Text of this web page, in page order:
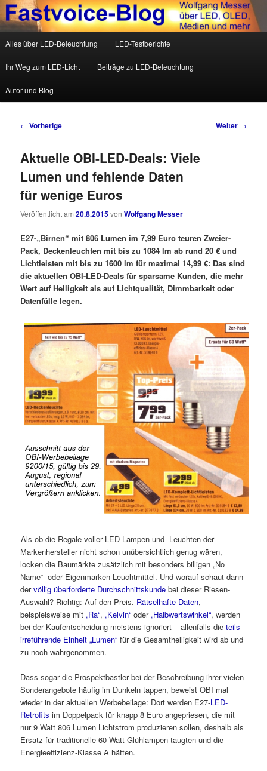
Fastvoice-Blog
Wolfgang Messer über LED, OLED, Medien und mehr
Zum Inhalt wechseln
Zum sekundären Inhalt wechseln
Alles über LED-Beleuchtung LED-Testberichte
Ihr Weg zum LED-Licht Beiträge zu LED-Beleuchtung
Autor und Blog
Beitrags-Navigation
← Vorherige Weiter →
Aktuelle OBI-LED-Deals: Viele
Lumen und fehlende Daten
für wenige Euros
Veröffentlicht am20.8.2015vonWolfgang Messer
E27-„Birnen“ mit 806 Lumen im 7,99 Euro teuren Zweier-
Pack, Deckenleuchten mit bis zu 1084 lm ab rund 20 € und
Lichtleisten mit bis zu 1600 lm für maximal 14,99 €: Das sind
die aktuellen OBI-LED-Deals für sparsame Kunden, die mehr
Wert auf Helligkeit als auf Lichtqualität, Dimmbarkeit oder
Datenfülle legen.
Als ob die Regale voller LED-Lampen und -Leuchten der
Markenhersteller nicht schon unübersichtlich genug wären,
locken die Baumärkte zusätzlich mit besonders billigen „No
Name“- oder Eigenmarken-Leuchtmittel. Und worauf schaut dann
dervöllig überforderte Durchschnittskunde bei dieser Riesen-
Auswahl? Richtig: Auf den Preis. Rätselhafte Daten,
beispielsweise mit„Ra“,„Kelvin“ oder„Halbwertswinkel“, werden
bei der Kaufentscheidung meistens ignoriert – allenfalls dieteils
irreführende Einheit „Lumen“ für die Gesamthelligkeit wird ab und
zu noch wahrgenommen.
Dass sogar die Prospektbastler bei der Beschreibung ihrer vielen
Sonderangebote häufig im Dunkeln tappen, beweist OBI mal
wieder in der aktuellen Werbebeilage: Dort werden E27-LED-
Retrofits im Doppelpack für knapp 8 Euro angepriesen, die mit
nur 9 Watt 806 Lumen Lichtstrom produzieren sollen, deshalb als
Ersatz für traditionelle 60-Watt-Glühlampen taugten und die
Energieeffizienz-Klasse A hätten.